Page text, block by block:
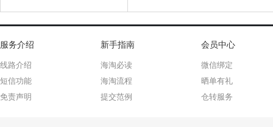
服务介绍
线路介绍
短信功能
免责声明
新手指南
海淘必读
海淘流程
提交范例
会员中心
微信绑定
晒单有礼
仓转服务